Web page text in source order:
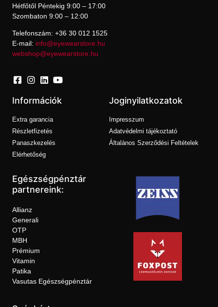
Hétfőtől Péntekig 9:00 – 17:00
Szombaton 9:00 – 12:00
Telefonszám: +36 30 012 1525
E-mail: info@eyewearstore.hu
webshop@eyewearstore.hu
Információk
Extra garancia
Részletfizetés
Panaszkezelés
Elérhetőség
Joginyilatkozatok
Impresszum
Adatvédelmi tájékoztató
Általános Szerződési Feltételek
Egészségpénztár
partnereink:
Allianz
Generali
OTP
MBH
Prémium
Vitamin
Patika
Vasutas Egészségpénztár